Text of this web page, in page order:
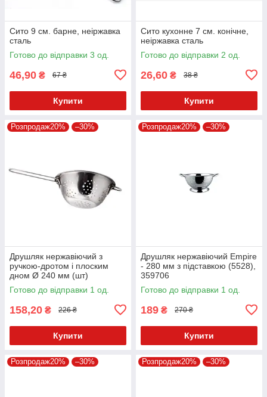
Сито 9 см. барне, неіржавка
сталь
Готово до відправки 3 од.
46,90 ₴ 67 ₴
Купити
Сито кухонне 7 см. конічне,
неіржавка сталь
Готово до відправки 2 од.
26,60 ₴ 38 ₴
Купити
Розпродаж20% –30%
Друшляк нержавіючий з
ручкою-дротом і плоским
дном Ø 240 мм (шт)
Готово до відправки 1 од.
158,20 ₴ 226 ₴
Купити
Розпродаж20% –30%
Друшляк нержавіючий Empire
- 280 мм з підставкою (5528),
359706
Готово до відправки 1 од.
189 ₴ 270 ₴
Купити
Розпродаж20% –30% Розпродаж20% –30%